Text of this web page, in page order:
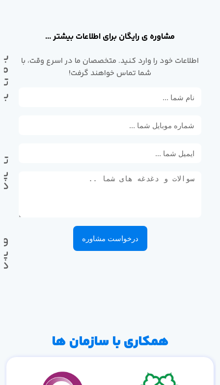
مشاوره ی رایگان برای اطلاعات بیشتر ...
اطلاعات خود را وارد کنید. متخصصان ما در اسرع وقت، با
شما تماس خواهند گرفت!
درخواست مشاوره
با
همکاری با سازمان ها